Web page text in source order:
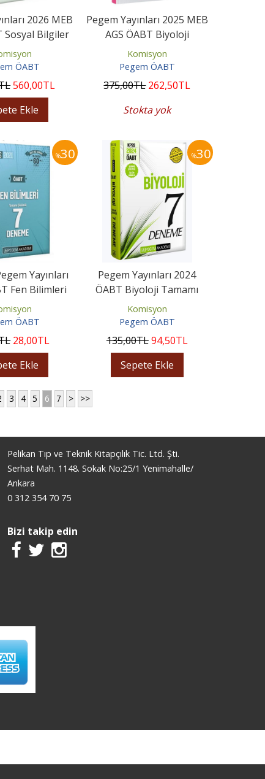
2026 MEB
Sosyal Bilgiler
Tamamı...
ÖABT
560,00TL
Ekle
Pegem Yayınları 2025 MEB
AGS ÖABT Biyoloji
Öğretmenliği Tamamı
Çözümlü...
Komisyon
Pegem ÖABT
375,00TL 262,50TL
Stokta yok
%30
Yayınları
Fen Bilimleri
7...
ÖABT
28,00TL
Ekle
%30
Pegem Yayınları 2024
ÖABT Biyoloji Tamamı
Çözümlü 7 Deneme
Komisyon
Pegem ÖABT
135,00TL94,50TL
Sepete Ekle
3 4 5 6 7 > >>
Pelikan Tıp ve Teknik Kitapçılık Tic. Ltd. Şti.
Serhat Mah. 1148. Sokak No:25/1 Yenimahalle/
Ankara
0 312 354 70 75
Bizi takip edin